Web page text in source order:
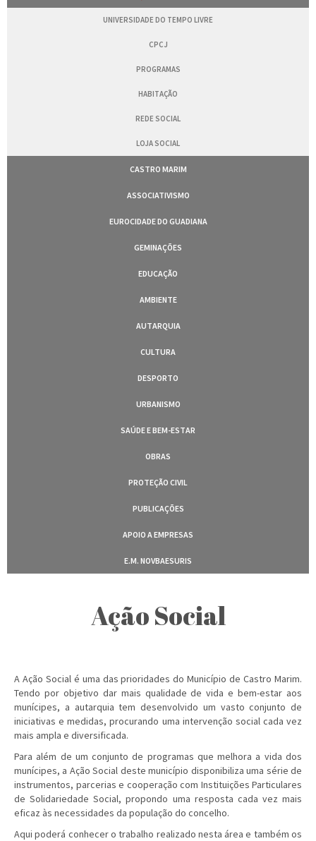
UNIVERSIDADE DO TEMPO LIVRE
CPCJ
PROGRAMAS
HABITAÇÃO
REDE SOCIAL
LOJA SOCIAL
CASTRO MARIM
ASSOCIATIVISMO
EUROCIDADE DO GUADIANA
GEMINAÇÕES
EDUCAÇÃO
AMBIENTE
AUTARQUIA
CULTURA
DESPORTO
URBANISMO
SAÚDE E BEM-ESTAR
OBRAS
PROTEÇÃO CIVIL
PUBLICAÇÕES
APOIO A EMPRESAS
E.M. NOVBAESURIS
Ação Social
A Ação Social é uma das prioridades do Município de Castro Marim.
Tendo por objetivo dar mais qualidade de vida e bem-estar aos
munícipes, a autarquia tem desenvolvido um vasto conjunto de
iniciativas e medidas, procurando uma intervenção social cada vez
mais ampla e diversificada.
Para além de um conjunto de programas que melhora a vida dos
munícipes, a Ação Social deste município disponibiliza uma série de
instrumentos, parcerias e cooperação com Instituições Particulares
de Solidariedade Social, propondo uma resposta cada vez mais
eficaz às necessidades da população do concelho.
Aqui poderá conhecer o trabalho realizado nesta área e também os